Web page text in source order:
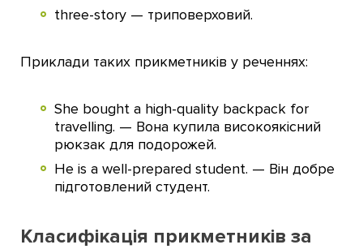
three-story — триповерховий.
Приклади таких прикметників у реченнях:
She bought a high-quality backpack for
travelling. — Вона купила високоякісний
рюкзак для подорожей.
He is a well-prepared student. — Він добре
підготовлений студент.
Класифікація прикметників за